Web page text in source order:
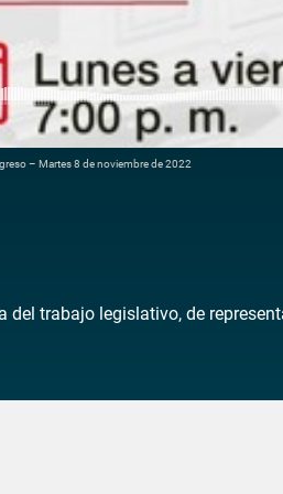
– Martes 8 de noviembre de 2022
del trabajo legislativo, de